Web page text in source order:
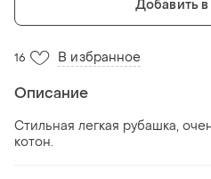
Добавить в
16 В избранное
Описание
Стильная легкая рубашка,
котон.